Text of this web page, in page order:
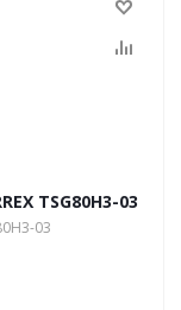
TSG80H3-03
03